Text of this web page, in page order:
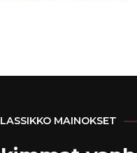
MAINOKSET